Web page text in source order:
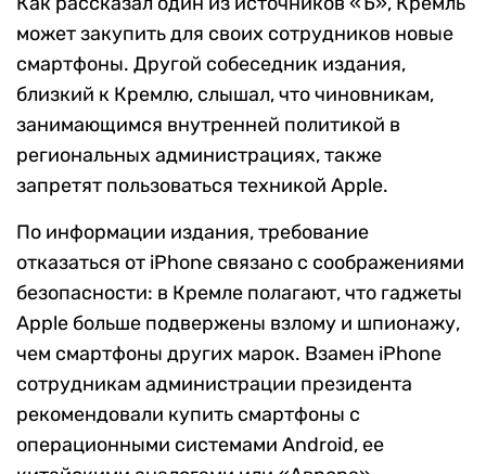
может закупить для своих сотрудников новые
смартфоны. Другой собеседник издания,
близкий к Кремлю, слышал, что чиновникам,
занимающимся внутренней политикой в
региональных администрациях, также
запретят пользоваться техникой Apple.
По информации издания, требование
отказаться от iPhone связано с соображениями
безопасности: в Кремле полагают, что гаджеты
Apple больше подвержены взлому и шпионажу,
чем смартфоны других марок. Взамен iPhone
сотрудникам администрации президента
рекомендовали купить смартфоны с
операционными системами Android, ее